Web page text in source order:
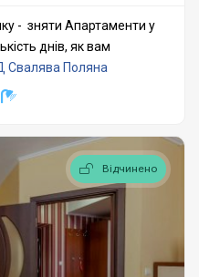
- зняти Апартаменти у
днів, як вам
Свалява Поляна
Відчинено